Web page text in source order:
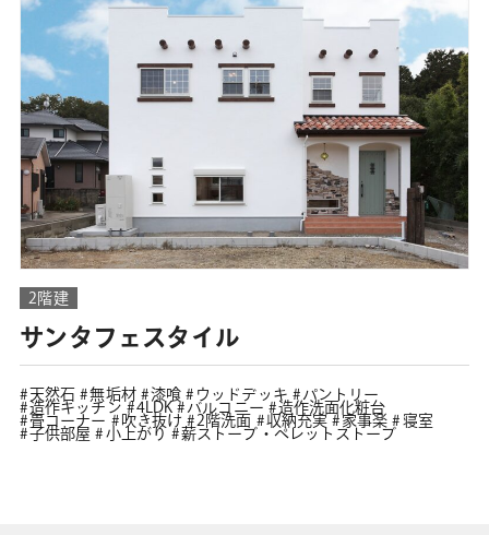
2階建
サンタフェスタイル
天然石 無垢材 漆喰 ウッドデッキ
パントリー
造作キッチン
4LDK バルコニー
造作洗面化粧台
畳コーナー
吹き抜け 2階洗面 収納充実 家事楽
寝室
子供部屋
小上がり 薪ストーブ・ペレットストーブ